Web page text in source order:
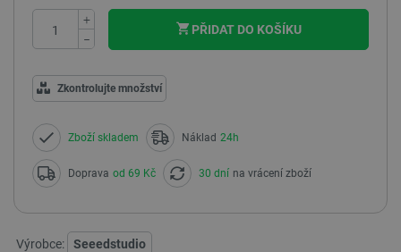
+
−
PŘIDAT DO KOŠÍKU
Zkontrolujte množství
Zboží skladem Náklad 24h
Doprava od 69 Kč 30 dní na vrácení zboží
Výrobce: Seeedstudio